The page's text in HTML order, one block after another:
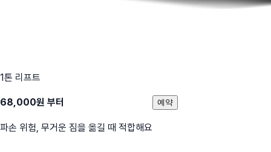
1톤 리프트
68,000원 부터
파손 위험, 무거운 짐을 옮길 때 적합해요
예약